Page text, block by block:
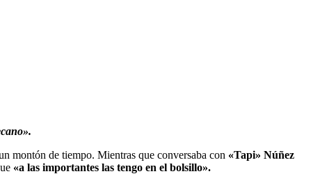
montón de tiempo. Mientras que conversaba con «Tapi» Núñez
«a las importantes las tengo en el bolsillo».